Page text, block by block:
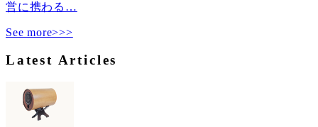
営に携わる …
See more>>>
Latest Articles